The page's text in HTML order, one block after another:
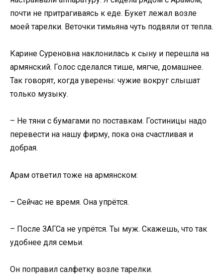
почти не притрагиваясь к еде. Букет лежал возле
моей тарелки. Веточки тимьяна чуть подвяли от тепла.
Карине Суреновна наклонилась к сыну и перешла на
армянский. Голос сделался тише, мягче, домашнее.
Так говорят, когда уверены: чужие вокруг слышат
только музыку.
– Не тяни с бумагами по поставкам. Гостиницы надо
перевести на нашу фирму, пока она счастливая и
добрая.
Арам ответил тоже на армянском:
– Сейчас не время. Она упрётся.
– После ЗАГСа не упрётся. Ты муж. Скажешь, что так
удобнее для семьи.
Он поправил салфетку возле тарелки.